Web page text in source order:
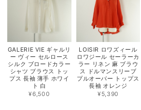
GALERIE VIE ギャルリ
ー ヴィー セルロース
シルク ブロードカラー
シャツ ブラウス トッ
プス 長袖 薄手 ホワイ
ト 白
¥6,500
LOISIR ロワズィール
ロワジール セーラーカ
ラー リネン 麻 ブラウ
ス ドルマンスリーブ
プルオーバー トップス
長袖 オレンジ
¥5,390